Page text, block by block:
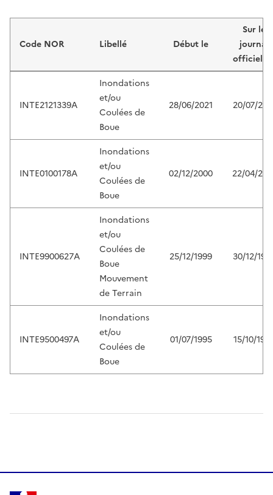
Code NOR Libellé Début le
Sur le
journal
officiel
INTE2121339A
Inondations
et/ou
Coulées de
Boue
28/06/2021 20/07/
INTE0100178A
Inondations
et/ou
Coulées de
Boue
02/12/2000 22/04/
INTE9900627A
Inondations
et/ou
Coulées de
Boue
Mouvement
de Terrain
25/12/1999 30/12/
INTE9500497A
Inondations
et/ou
Coulées de
Boue
01/07/1995 15/10/